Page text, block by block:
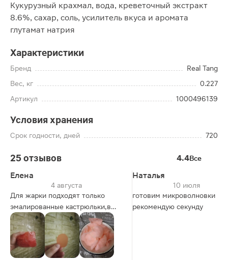
Кукурузный крахмал, вода, креветочный экстракт
8.6%, сахар, соль, усилитель вкуса и аромата
глутамат натрия
Характеристики
Бренд
Real Tang
Вес, кг
0.227
Артикул
1000496139
Условия хранения
Срок годности, дней 720
25 отзывов 4.4Все
Елена
4 августа
Для жарки подходят только
эмалированные кастрюльки,в
железных они не
раскрываются,масло нужно
разогреть по максимуму.В пачке
большой пакет с чипсиками их
Наталья
10 июля
готовим микроволновки
рекомендую секунду